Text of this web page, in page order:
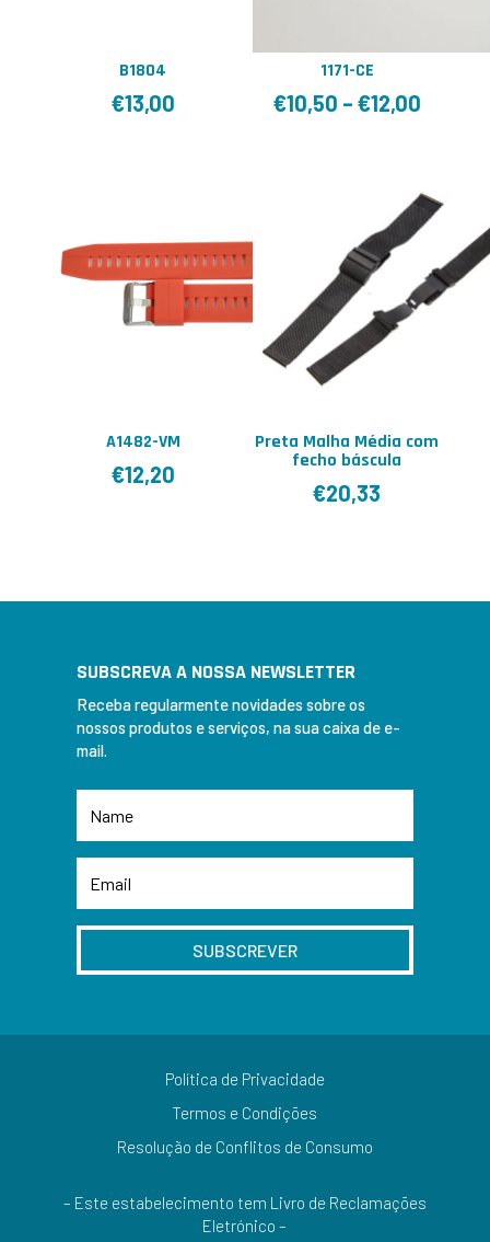
B1804
€13,00
1171-CE
€10,50 – €12,00
A1482-VM
€12,20
Preta Malha Média com
fecho báscula
€20,33
SUBSCREVA A NOSSA NEWSLETTER
Receba regularmente novidades sobre os
nossos produtos e serviços, na sua caixa de e-
mail.
SUBSCREVER
Política de Privacidade
Termos e Condições
Resolução de Conflitos de Consumo
– Este estabelecimento tem Livro de Reclamações
Eletrónico –